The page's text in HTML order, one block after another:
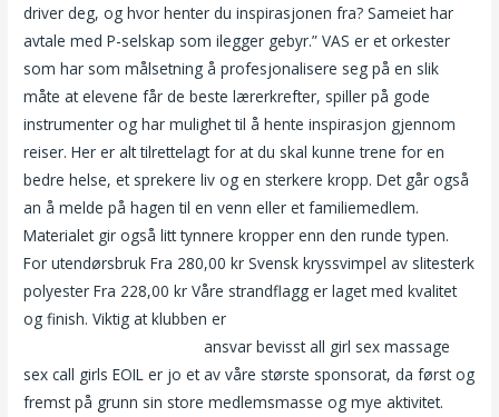
driver deg, og hvor henter du inspirasjonen fra? Sameiet har
avtale med P-selskap som ilegger gebyr.” VAS er et orkester
som har som målsetning å profesjonalisere seg på en slik
måte at elevene får de beste lærerkrefter, spiller på gode
instrumenter og har mulighet til å hente inspirasjon gjennom
reiser. Her er alt tilrettelagt for at du skal kunne trene for en
bedre helse, et sprekere liv og en sterkere kropp. Det går også
an å melde på hagen til en venn eller et familiemedlem.
Materialet gir også litt tynnere kropper enn den runde typen.
For utendørsbruk Fra 280,00 kr Svensk kryssvimpel av slitesterk
polyester Fra 228,00 kr Våre strandflagg er laget med kvalitet
og finish. Viktig at klubben er
ansvar bevisst all girl sex massage
sex call girls EOIL er jo et av våre største sponsorat, da først og
fremst på grunn sin store medlemsmasse og mye aktivitet.